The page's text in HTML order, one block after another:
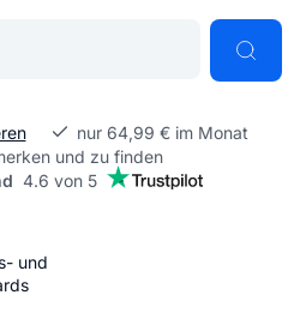
nur 64,99 € im Monat
und zu finden
4.6 von 5
und